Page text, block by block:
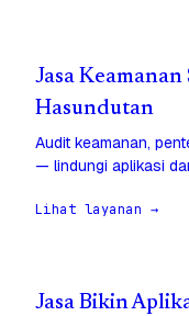
Jasa
Hasundutan
Audit keamanan,
— lindungi aplikasi
Lihat layanan →
Jasa Bikin